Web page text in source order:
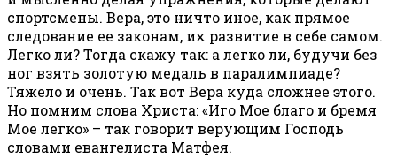
спортсмены. Вера, это ничто иное, как прямое
следование ее законам, их развитие в себе самом.
Легко ли? Тогда скажу так: а легко ли, будучи без
ног взять золотую медаль в паралимпиаде?
Тяжело и очень. Так вот Вера куда сложнее этого.
Но помним слова Христа: «Иго Мое благо и бремя
Мое легко» – так говорит верующим Господь
словами евангелиста Матфея.